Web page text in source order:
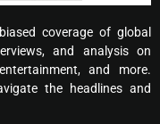
coverage of global
and analysis on
and more.
the headlines and